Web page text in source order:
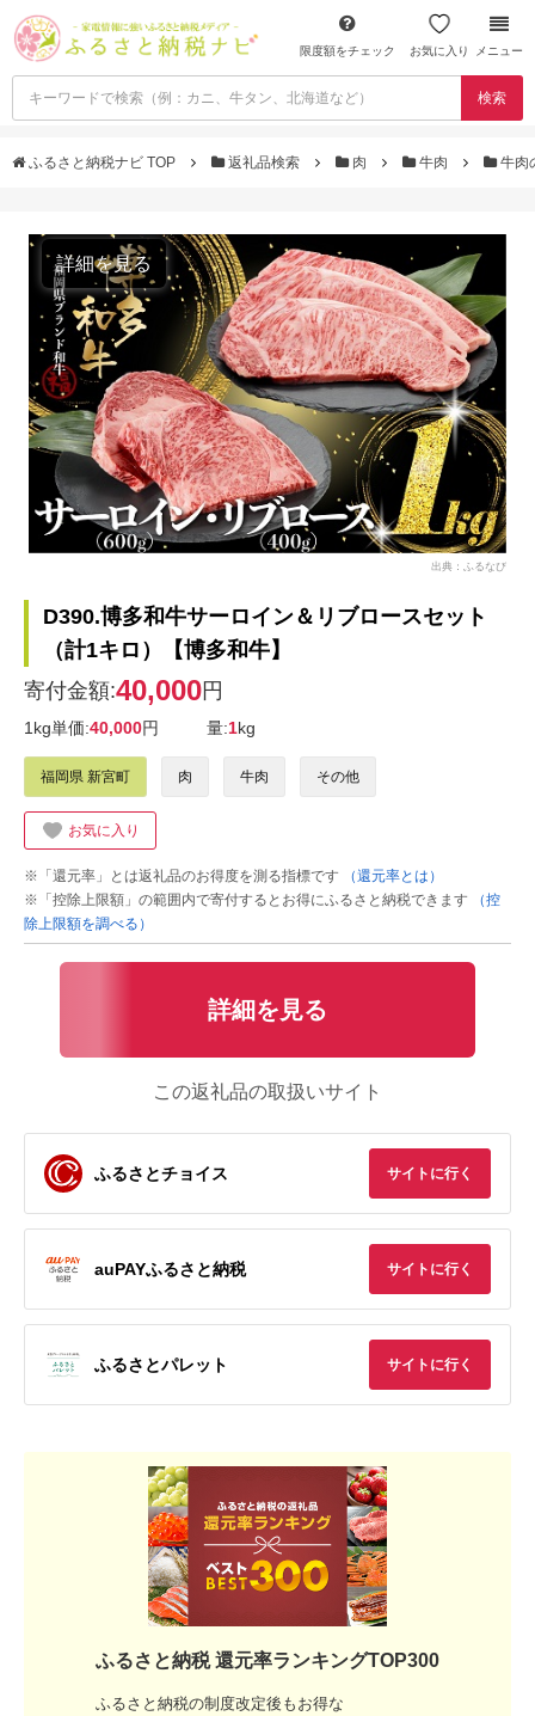
限度額をチェック お気に入り メニュー
検索
ふるさと納税ナビ TOP 返礼品検索 肉 牛肉 牛肉
詳細を見る
出典：ふるなび
D390.博多和牛サーロイン＆リブロースセット
（計1キロ）【博多和牛】
寄付金額:40,000円
1kg単価:40,000円 量:1kg
福岡県 新宮町 肉 牛肉 その他
お気に入り
※「還元率」とは返礼品のお得度を測る指標です
（還元率とは）
※「控除上限額」の範囲内で寄付するとお得にふるさと納税できます
（控
除上限額を調べる）
詳細を見る
この返礼品の取扱いサイト
ふるさとチョイス サイトに行く
auPAYふるさと納税 サイトに行く
ふるさとパレット サイトに行く
ふるさと納税 還元率ランキングTOP300
ふるさと納税の制度改定後もお得な